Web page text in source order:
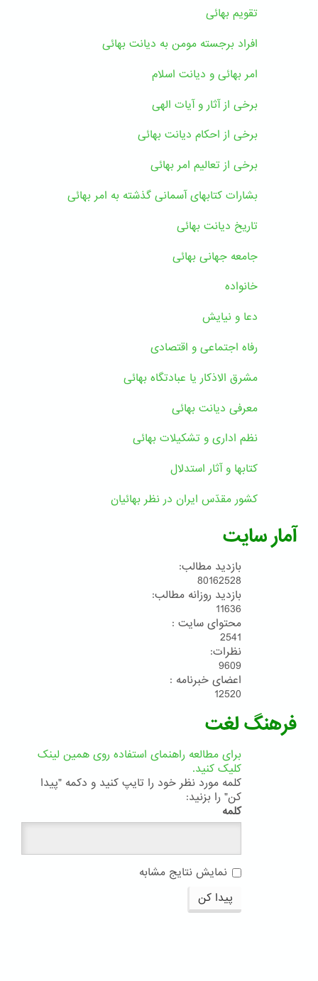
تقویم بهائی
افراد برجسته مومن به دیانت بهائی
امر بهائی و دیانت اسلام
برخی از آثار و آیات الهی
برخی از احکام دیانت بهائی
برخی از تعالیم امر بهائی
بشارات کتابهای آسمانی گذشته به امر بهائی
تاریخ دیانت بهائی
جامعه جهانی بهائی
خانواده
دعا و نیایش
رفاه اجتماعی و اقتصادی
مشرق الاذکار یا عبادتگاه بهائی
معرفی دیانت بهائی
نظم اداری و تشکیلات بهائی
کتابها و آثار استدلال
کشور مقدّس ایران در نظر بهائیان
آمار سایت
بازدید مطالب:
80162528
بازدید روزانه مطالب:
11636
محتوای سایت :
2541
نظرات:
9609
اعضای خبرنامه :
12520
فرهنگ لغت
برای مطالعه راهنمای استفاده روی همین لینک
کلیک کنید.
کلمه مورد نظر خود را تایپ کنید و دکمه "پیدا
کن" را بزنید:
کلمه
نمایش نتایج مشابه
پیدا کن